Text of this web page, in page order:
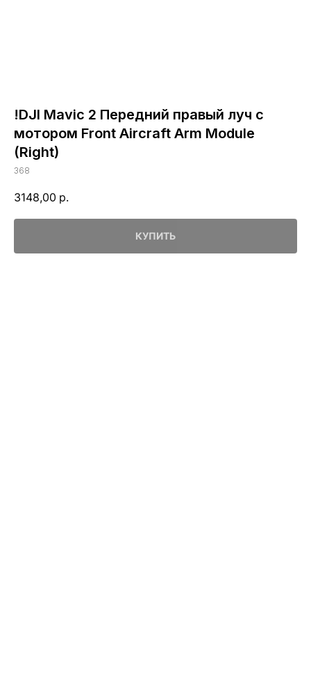
!DJI Mavic 2 Передний правый луч с
мотором Front Aircraft Arm Module
(Right)
368
3148,00 р.
КУПИТЬ